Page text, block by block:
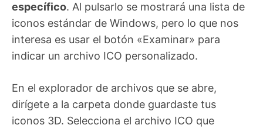
específico. Al pulsarlo se mostrará una lista de
iconos estándar de Windows, pero lo que nos
interesa es usar el botón «Examinar» para
indicar un archivo ICO personalizado.
En el explorador de archivos que se abre,
dirígete a la carpeta donde guardaste tus
iconos 3D. Selecciona el archivo ICO que